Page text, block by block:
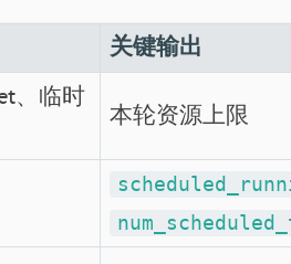
关键输出
、临时
本轮资源上限